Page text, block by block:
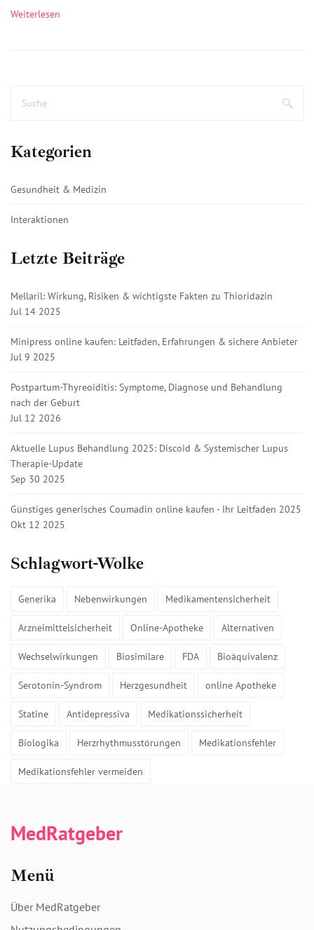
Weiterlesen
Kategorien
Gesundheit & Medizin
Interaktionen
Letzte Beiträge
Mellaril: Wirkung, Risiken & wichtigste Fakten zu Thioridazin
Jul 14 2025
Minipress online kaufen: Leitfaden, Erfahrungen & sichere Anbieter
Jul 9 2025
Postpartum-Thyreoiditis: Symptome, Diagnose und Behandlung
nach der Geburt
Jul 12 2026
Aktuelle Lupus Behandlung 2025: Discoid & Systemischer Lupus
Therapie-Update
Sep 30 2025
Günstiges generisches Coumadin online kaufen - Ihr Leitfaden 2025
Okt 12 2025
Schlagwort-Wolke
Generika Nebenwirkungen Medikamentensicherheit
Arzneimittelsicherheit Online-Apotheke Alternativen
Wechselwirkungen Biosimilare FDA Bioäquivalenz
Serotonin-Syndrom Herzgesundheit online Apotheke
Statine Antidepressiva Medikationssicherheit
Biologika Herzrhythmusstörungen Medikationsfehler
Medikationsfehler vermeiden
MedRatgeber
Menü
Über MedRatgeber